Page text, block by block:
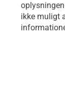
ikke muligt